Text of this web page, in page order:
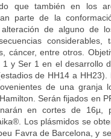
que también en los
parte de la
de alguno de
cáncer, entre otros.
y Ser 1 en el desarrollo
de HH14 a
de una granja
Serán fijados en
en cortes de 16µ,
Los plásmidos se
Favra de Barcelona, y